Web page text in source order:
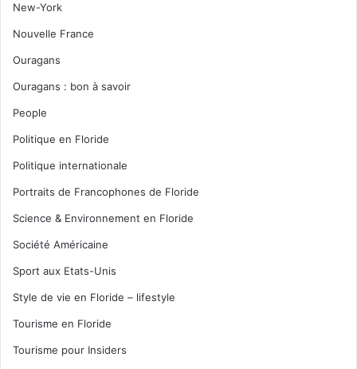
New-York
Nouvelle France
Ouragans
Ouragans : bon à savoir
People
Politique en Floride
Politique internationale
Portraits de Francophones de Floride
Science & Environnement en Floride
Société Américaine
Sport aux Etats-Unis
Style de vie en Floride – lifestyle
Tourisme en Floride
Tourisme pour Insiders